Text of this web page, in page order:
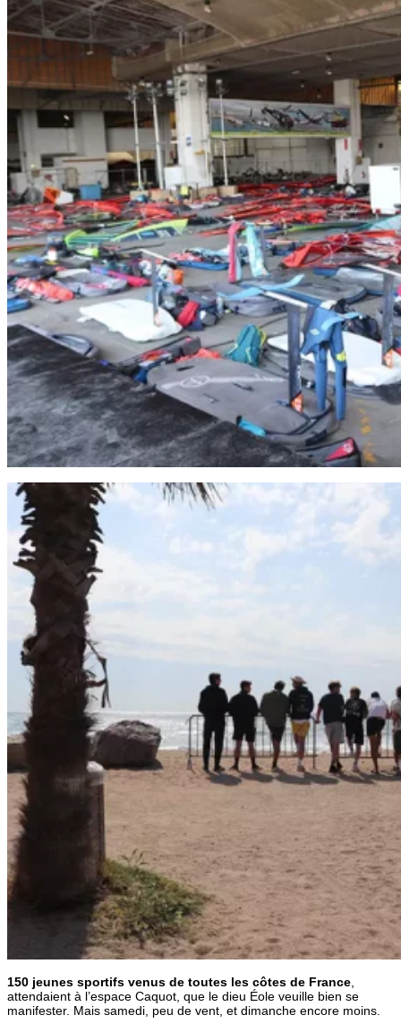
150 jeunes sportifs venus de toutes les côtes de France,
attendaient à l’espace Caquot, que le dieu Éole veuille bien se
manifester. Mais samedi, peu de vent, et dimanche encore moins.